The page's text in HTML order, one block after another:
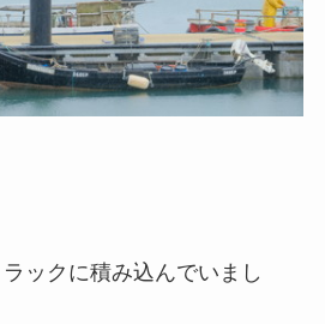
ックに積み込んでいまし